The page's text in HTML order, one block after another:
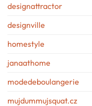
designattractor
designville
homestyle
janaathome
modedeboulangerie
mujdummujsquat.cz